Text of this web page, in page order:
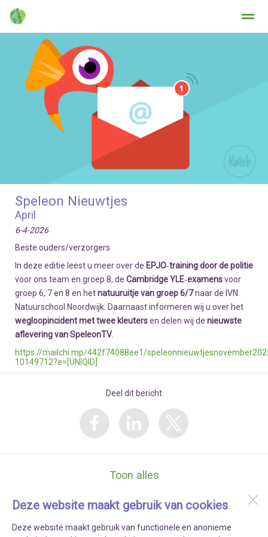
Home Zoeken
Deze website maakt gebruik van cookies
Deze website maakt gebruik van functionele en anonieme
Speleon Nieuwtjes
April
6-4-2026
Beste ouders/verzorgers
In deze editie leest u meer over de EPJO‑training door de politie
voor ons team en groep 8, de Cambridge YLE‑examensvoor
groep 6, 7 en 8 en hetnatuuruitje van groep 6/7naar de IVN
Natuurschool Noordwijk. Daarnaast informeren wij u over het
wegloopincident met twee kleutersen delen wij de nieuwste
aflevering van SpeleonTV
https://mailchi.mp/442f74088ee1/
10149712?e=[UNIQID]
Deel dit bericht
Toon alles
’s Gravenzandelaan 262